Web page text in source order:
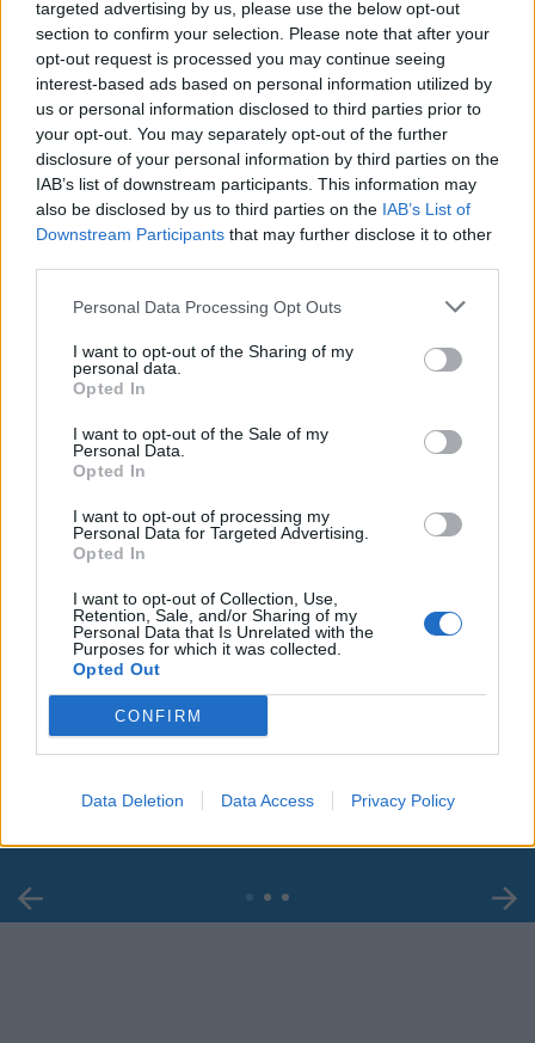
targeted advertising by us, please use the below opt-out
section to confirm your selection. Please note that after your
opt-out request is processed you may continue seeing
interest-based ads based on personal information utilized by
us or personal information disclosed to third parties prior to
your opt-out. You may separately opt-out of the further
disclosure of your personal information by third parties on the
IAB’s list of downstream participants. This information may
also be disclosed by us to third parties on the IAB’s List of
Downstream Participants that may further disclose it to other
Personal Data Processing Opt Outs
I want to opt-out of the Sharing of my
personal data.
Opted In
I want to opt-out of the Sale of my
Personal Data.
Opted In
I want to opt-out of processing my
Personal Data for Targeted Advertising.
Opted In
I want to opt-out of Collection, Use,
Retention, Sale, and/or Sharing of my
Personal Data that Is Unrelated with the
Purposes for which it was collected.
Opted Out
CONFIRM
Data Deletion Data Access Privacy Policy
00:00 01:16
in ospedale. Le dichiarazioni ai giornalisti